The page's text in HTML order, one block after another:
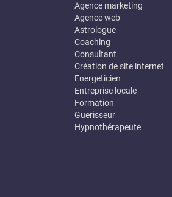
Agence marketing
Agence web
Astrologue
Coaching
Consultant
Création de site internet
Energeticien
Entreprise locale
Formation
Guerisseur
Hypnothérapeute